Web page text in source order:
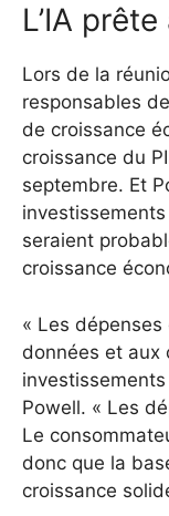
L’IA
Lors de la
responsables
de croissance
croissance du
septembre. Et
seraient
croissance
« Les
données et aux
Powell. « Les
Le
donc que la
croissance